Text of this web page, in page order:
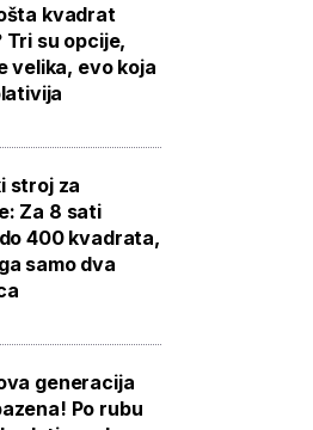
kvadrat
Tri su opcije,
velika, evo koja
stroj za
Za 8 sati
400 kvadrata,
samo dva
generacija
Po rubu